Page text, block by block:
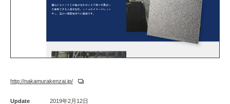
http://nakamurakenzai.jp/
Update 2019年2月12日